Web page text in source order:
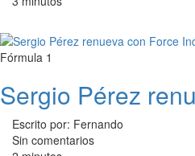
Fórmula 1
Sergio Pérez
Escrito por: Fernando
Sin comentarios